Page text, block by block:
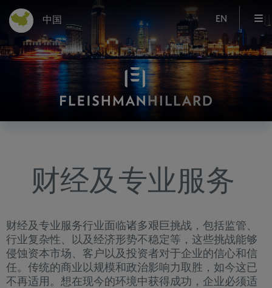
中国 EN
财经及专业服务
财经及专业服务行业面临诸多艰巨挑战，包括监管、
行业复杂性、以及经济形势不稳定等，这些挑战能够
侵蚀资本市场、客户以及投资者对于企业的信心和信
任。传统的商业以规模和政治影响力取胜，如今这已
不再适用。想在现今的环境中获得成功，企业必须适